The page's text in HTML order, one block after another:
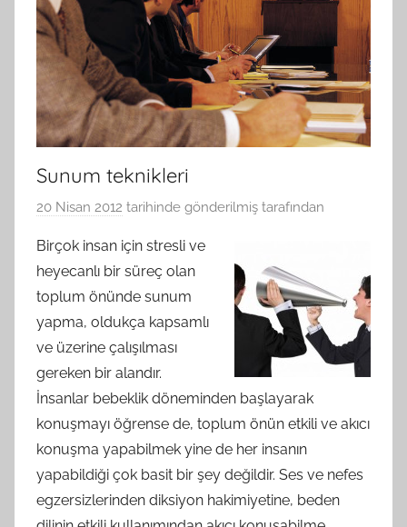
Sunum teknikleri
20 Nisan 2012 tarihinde gönderilmiş tarafından
Birçok insan için stresli ve
heyecanlı bir süreç olan
toplum önünde sunum
yapma, oldukça kapsamlı
ve üzerine çalışılması
gereken bir alandır.
İnsanlar bebeklik döneminden başlayarak
konuşmayı öğrense de, toplum önün etkili ve akıcı
konuşma yapabilmek yine de her insanın
yapabildiği çok basit bir şey değildir. Ses ve nefes
egzersizlerinden diksiyon hakimiyetine, beden